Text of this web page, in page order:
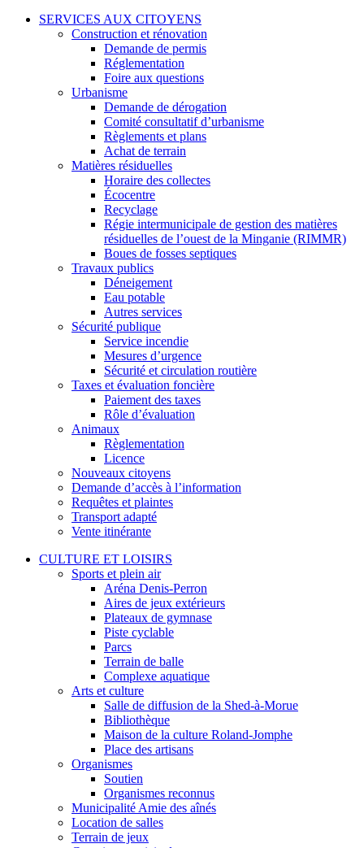
SERVICES AUX CITOYENS
Construction et rénovation
Demande de permis
Réglementation
Foire aux questions
Urbanisme
Demande de dérogation
Comité consultatif d’urbanisme
Règlements et plans
Achat de terrain
Matières résiduelles
Horaire des collectes
Écocentre
Recyclage
Régie intermunicipale de gestion des matières
résiduelles de l’ouest de la Minganie (RIMMR)
Boues de fosses septiques
Travaux publics
Déneigement
Eau potable
Autres services
Sécurité publique
Service incendie
Mesures d’urgence
Sécurité et circulation routière
Taxes et évaluation foncière
Paiement des taxes
Rôle d’évaluation
Animaux
Règlementation
Licence
Nouveaux citoyens
Demande d’accès à l’information
Requêtes et plaintes
Transport adapté
Vente itinérante
CULTURE ET LOISIRS
Sports et plein air
Aréna Denis-Perron
Aires de jeux extérieurs
Plateaux de gymnase
Piste cyclable
Parcs
Terrain de balle
Complexe aquatique
Arts et culture
Salle de diffusion de la Shed-à-Morue
Bibliothèque
Maison de la culture Roland-Jomphe
Place des artisans
Organismes
Soutien
Organismes reconnus
Municipalité Amie des aînés
Location de salles
Terrain de jeux